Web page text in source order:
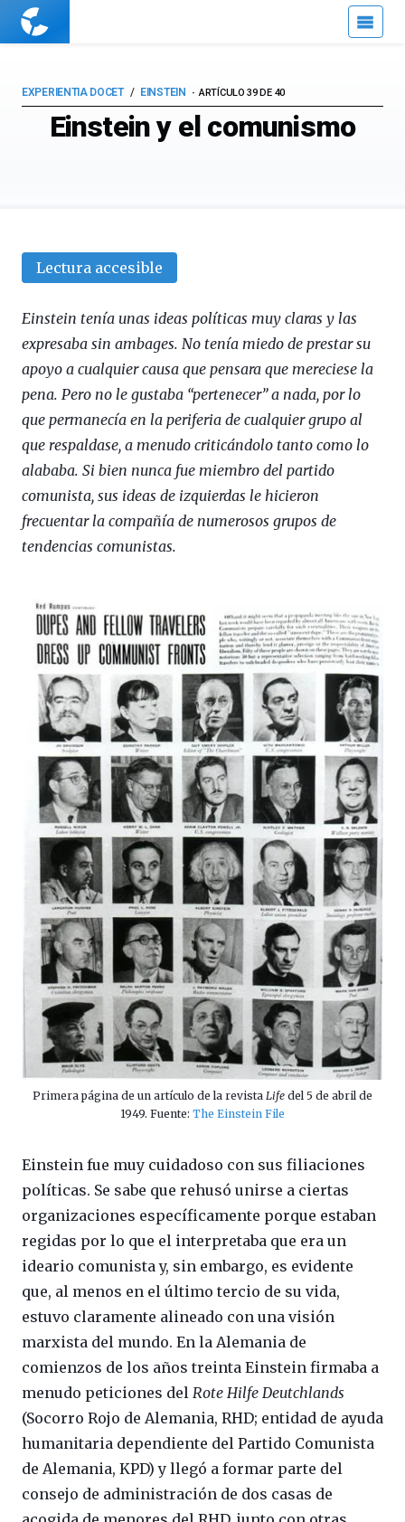
Cuaderno
Einstein y el comunismo
EXPERIENTIA DOCET EINSTEIN ARTÍCULO 39 DE 40
Lectura accesible
Einstein tenía unas ideas políticas muy claras y las
expresaba sin ambages. No tenía miedo de prestar su
apoyo a cualquier causa que pensara que mereciese la
pena. Pero no le gustaba “pertenecer” a nada, por lo
que permanecía en la periferia de cualquier grupo al
que respaldase, a menudo criticándolo tanto como lo
alababa. Si bien nunca fue miembro del partido
comunista, sus ideas de izquierdas le hicieron
frecuentar la compañía de numerosos grupos de
tendencias comunistas.
Primera página de un artículo de la revista Life del 5 de abril de
1949. Fuente: The Einstein File
Einstein fue muy cuidadoso con sus filiaciones
políticas. Se sabe que rehusó unirse a ciertas
organizaciones específicamente porque estaban
regidas por lo que el interpretaba que era un
ideario comunista y, sin embargo, es evidente
que, al menos en el último tercio de su vida,
estuvo claramente alineado con una visión
marxista del mundo. En la Alemania de
comienzos de los años treinta Einstein firmaba a
menudo peticiones del Rote Hilfe Deutchlands
(Socorro Rojo de Alemania, RHD; entidad de ayuda
humanitaria dependiente del Partido Comunista
de Alemania, KPD) y llegó a formar parte del
consejo de administración de dos casas de